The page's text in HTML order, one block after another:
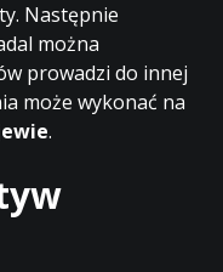
Następnie
można
prowadzi do innej
może wykonać na
.